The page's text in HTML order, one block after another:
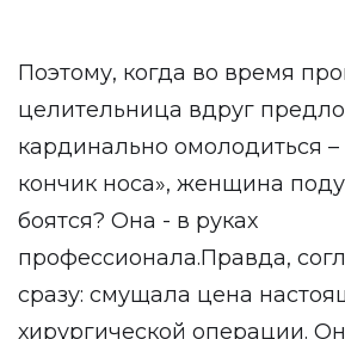
Поэтому, когда во время
целительница вдруг
кардинально омолодиться –
кончик носа», женщина
боятся? Она - в руках
профессионала.Правда,
сразу: смущала цена
хирургической операции.